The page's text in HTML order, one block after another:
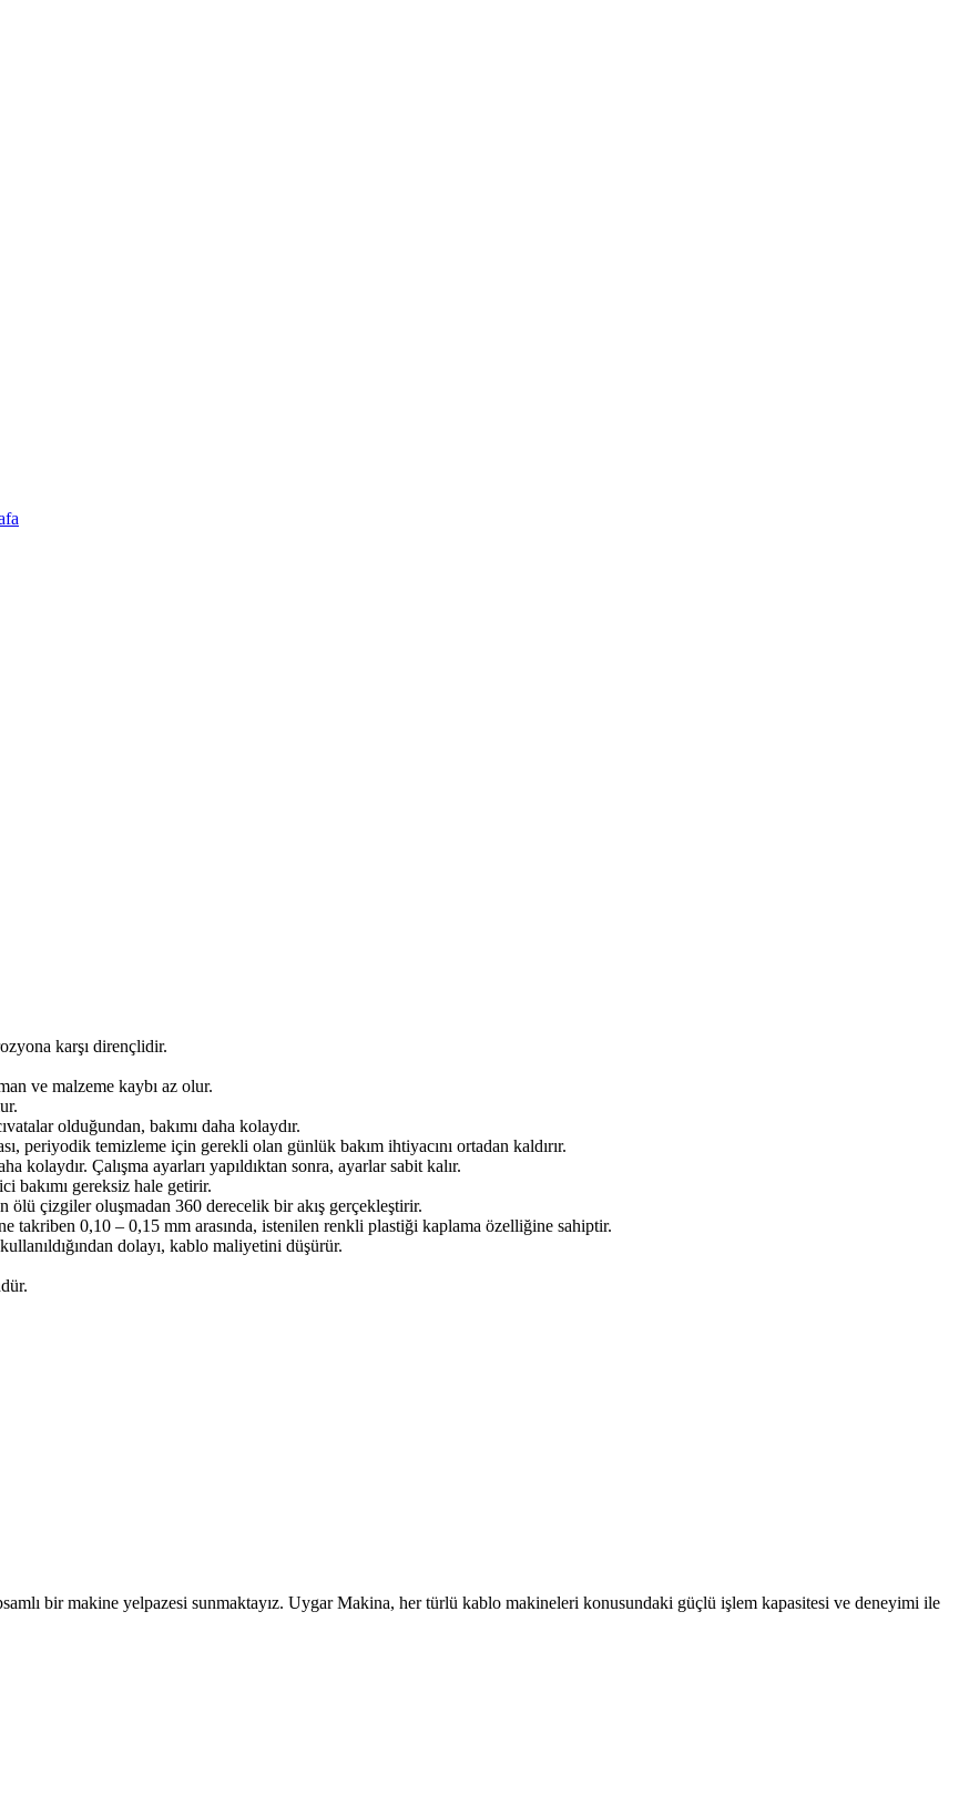
karşı dirençlidir.
ve malzeme kaybı az olur.
olduğundan, bakımı daha kolaydır.
periyodik temizleme için gerekli olan günlük bakım ihtiyacını ortadan kaldırır.
Çalışma ayarları yapıldıktan sonra, ayarlar sabit kalır.
bakımı gereksiz hale getirir.
ölü çizgiler oluşmadan 360 derecelik bir akış gerçekleştirir.
takriben 0,10 – 0,15 mm arasında, istenilen renkli plastiği kaplama özelliğine sahiptir.
dolayı, kablo maliyetini düşürür.
bir makine yelpazesi sunmaktayız. Uygar Makina, her türlü kablo makineleri konusundaki güçlü işlem kapasitesi ve deneyimi ile